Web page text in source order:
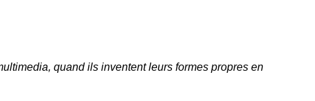
quand ils inventent leurs formes propres en